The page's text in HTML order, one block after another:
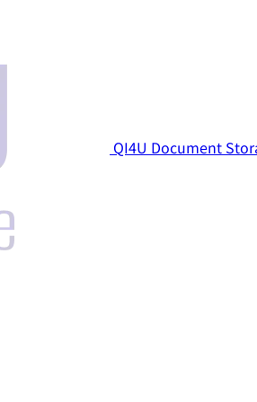
QI4U Document